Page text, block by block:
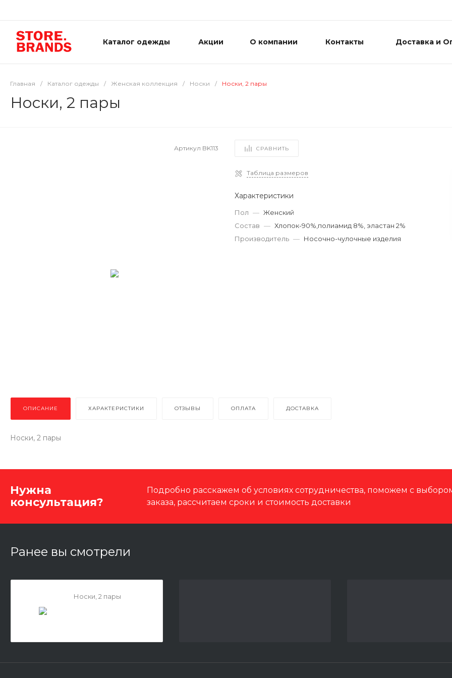
Каталог одежды Акции О компании Контакты Доставка и
Главная / Каталог одежды / Женская коллекция / Носки / Носки, 2 пары
Носки, 2 пары
Артикул BK113 СРАВНИТЬ
Таблица размеров
Характеристики
Пол — Женский
Состав — Хлопок-90%,полиамид 8%, эластан 2%
Производитель — Носочно-чулочные изделия
ОПИСАНИЕ ХАРАКТЕРИСТИКИ ОТЗЫВЫ ОПЛАТА ДОСТАВКА
Носки, 2 пары
Нужна
консультация?
Подробно расскажем об условиях сотрудничества, поможем с
заказа, рассчитаем сроки и стоимость доставки
Ранее вы смотрели
Носки, 2 пары